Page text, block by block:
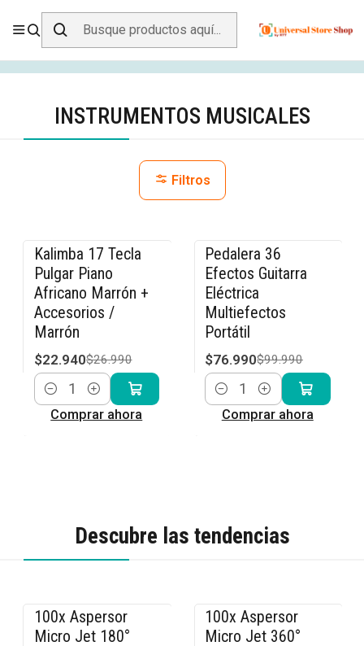
ENVÍO GRATIS SOBRE$19.990EN ZONA CENTRO
INSTRUMENTOS MUSICALES
Filtros
-15% OFF
Kalimba 17 Tecla
Pulgar Piano
Africano Marrón +
Accesorios /
Marrón
$22.940$26.990
Cantidad
Comprar ahora
-23% OFF
Pedalera 36
Efectos Guitarra
Eléctrica
Multiefectos
Portátil
$76.990$99.990
Cantidad
Comprar ahora
Descubre las tendencias
-15% OFF
100x Aspersor
Micro Jet 180°
-15% OFF
100x Aspersor
Micro Jet 360°